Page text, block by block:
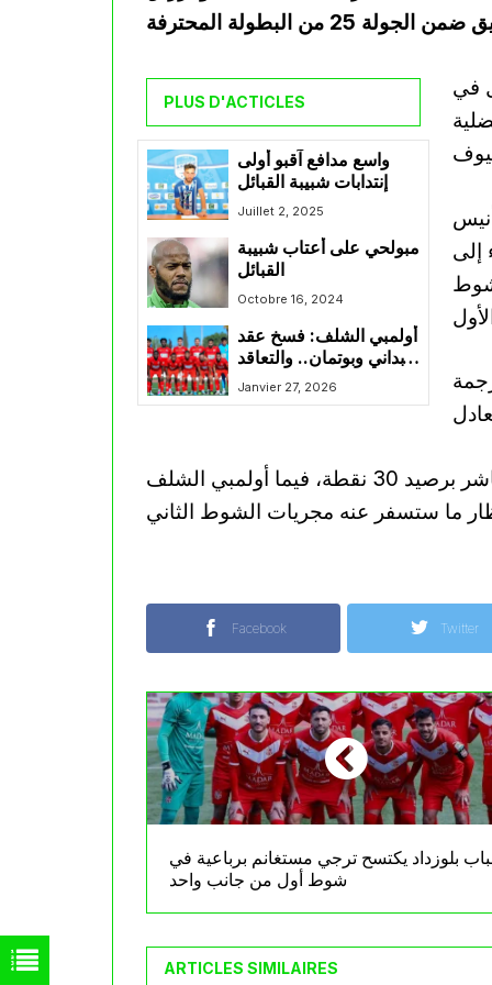
PLUS D'ACTICLES
واسع مدافع آقبو أولى
إنتدابات شبيبة القبائل
Juillet 2, 2025
مبولحي على أعتاب شبيبة
القبائل
Octobre 16, 2024
أولمبي الشلف: فسخ عقد
بداني وبوتمان.. والتعاقد
مع حارس مرمى ومدافع
محوري
Janvier 27, 2026
في
اللقاء إلى
وبهذه النتيجة، إتحاد العاصمة مؤقتا في المركز العاشر برصيد 30 نقطة، فيما أولمبي الشلف
Facebook Twitter
بلوزداد يكتسح ترجي مستغانم برباعية في
شوط أول من جانب واحد
ARTICLES SIMILAIRES